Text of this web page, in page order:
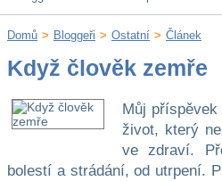
Domů > Bloggeři > Ostatní > Článek
Když člověk zemře
Můj
život, který
ve zdraví.
bolestí a strádání, od utrpení.